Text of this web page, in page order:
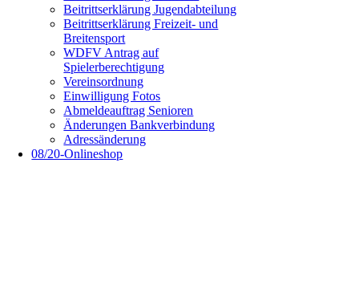
Beitrittserklärung Jugendabteilung
Beitrittserklärung Freizeit- und
Breitensport
WDFV Antrag auf
Spielerberechtigung
Vereinsordnung
Einwilligung Fotos
Abmeldeauftrag Senioren
Änderungen Bankverbindung
Adressänderung
08/20-Onlineshop